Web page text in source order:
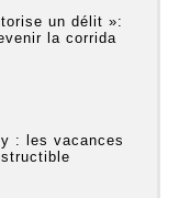
un délit »:
la corrida
: les vacances